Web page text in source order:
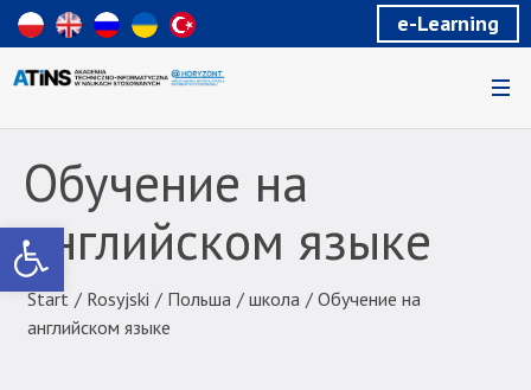
Wiadomość
dla
uzytkowników
ekranowychZnajdujesz
podstronie
"Обучение
на
английском
языке
Otwórz pasek narzędzi
e-Learning
Обучение на
английском языке
Start / Rosyjski / Польша / школа / Обучение на
английском языке